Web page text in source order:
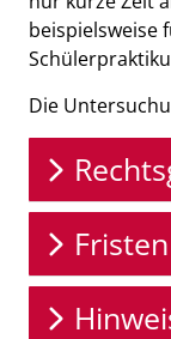
beispielsweise
Die
Fristen